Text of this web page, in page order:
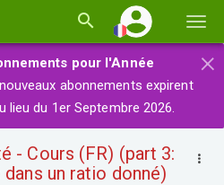
la×
pour l'Année
abonnements expirent
lieu du 1er Septembre 2026.
- Cours (FR) (part 3:
un ratio donné)